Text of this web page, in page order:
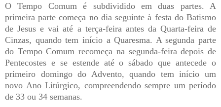
O Tempo Comum é subdividido em duas partes. A
primeira parte começa no dia seguinte à festa do Batismo
de Jesus e vai até a terça-feira antes da Quarta-feira de
Cinzas, quando tem início a Quaresma. A segunda parte
do Tempo Comum recomeça na segunda-feira depois de
Pentecostes e se estende até o sábado que antecede o
primeiro domingo do Advento, quando tem início um
novo Ano Litúrgico, compreendendo sempre um período
de 33 ou 34 semanas.